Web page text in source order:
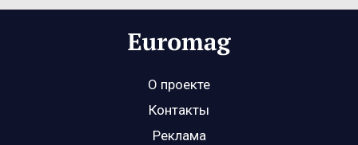
О проекте
Контакты
Реклама